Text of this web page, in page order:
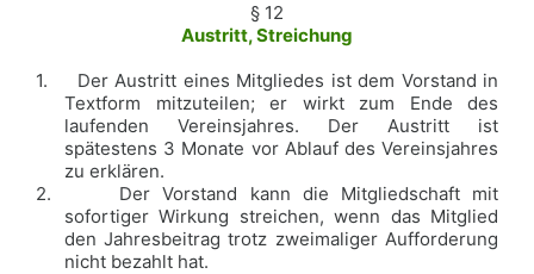
§ 12
Austritt, Streichung
1.
Der Austritt eines Mitgliedes ist dem Vorstand in
Textform mitzuteilen; er wirkt zum Ende des
laufenden Vereinsjahres. Der Austritt ist
spätestens 3 Monate vor Ablauf des Vereinsjahres
zu erklären.
2.
Der Vorstand kann die Mitgliedschaft mit
sofortiger Wirkung streichen, wenn das Mitglied
den Jahresbeitrag trotz zweimaliger Aufforderung
nicht bezahlt hat.